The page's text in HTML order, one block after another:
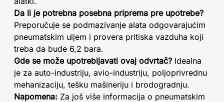
Da li je potrebna posebna priprema pre upotrebe?
Preporučuje se podmazivanje alata odgovarajućim
pneumatskim uljem i provera pritiska vazduha koji
treba da bude 6,2 bara.
Gde se može upotrebljavati ovaj odvrtač? Idealna
je za auto-industriju, avio-industriju, poljoprivrednu
mehanizaciju, tešku mašineriju i brodogradnju.
Napomena: Za još više informacija o pneumatskim